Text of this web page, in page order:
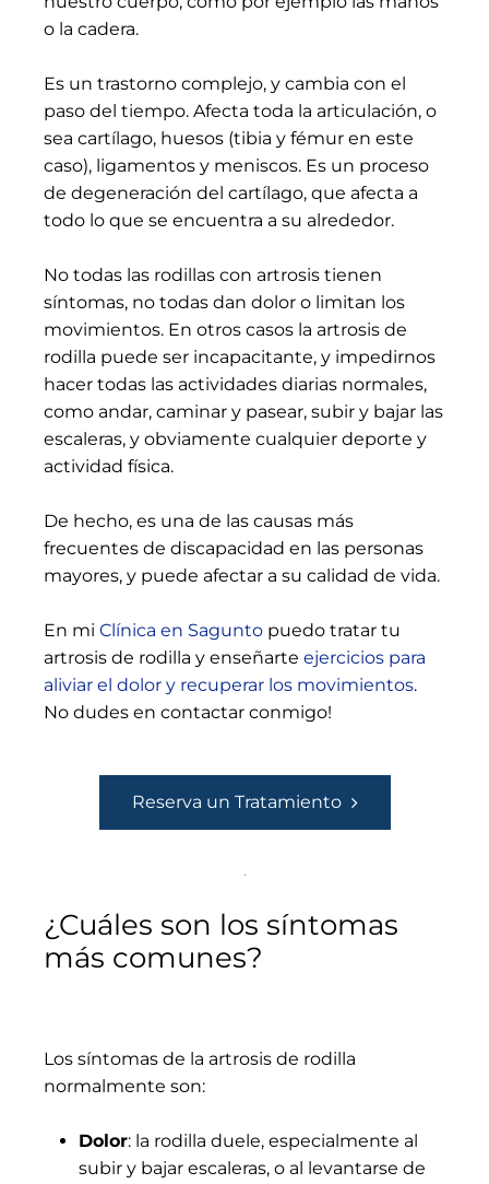
o la cadera.
Es un trastorno complejo, y cambia con el
paso del tiempo. Afecta toda la articulación, o
sea cartílago, huesos (tibia y fémur en este
caso), ligamentos y meniscos. Es un proceso
de degeneración del cartílago, que afecta a
todo lo que se encuentra a su alrededor.
No todas las rodillas con artrosis tienen
síntomas, no todas dan dolor o limitan los
movimientos. En otros casos la artrosis de
rodilla puede ser incapacitante, y impedirnos
hacer todas las actividades diarias normales,
como andar, caminar y pasear, subir y bajar las
escaleras, y obviamente cualquier deporte y
actividad física.
De hecho, es una de las causas más
frecuentes de discapacidad en las personas
mayores, y puede afectar a su calidad de vida.
En mi Clínica en Sagunto puedo tratar tu
artrosis de rodilla y enseñarte ejercicios para
aliviar el dolor y recuperar los movimientos.
No dudes en contactar conmigo!
Reserva un Tratamiento
¿Cuáles son los síntomas
más comunes?
Los síntomas de la artrosis de rodilla
normalmente son:
Dolor: la rodilla duele, especialmente al
subir y bajar escaleras, o al levantarse de